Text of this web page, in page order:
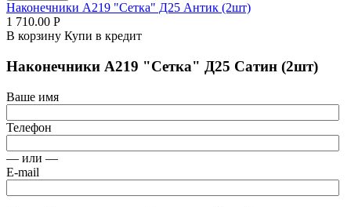
Наконечники А219 "Сетка" Д25 Антик (2шт)
1 710.00 Р
В корзину Купи в кредит
Наконечники А219 "Сетка" Д25 Сатин (2шт)
Ваше имя
Телефон
— или —
E-mail